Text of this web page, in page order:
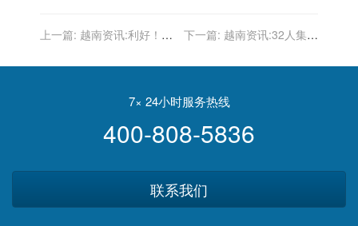
上一篇: 越南资讯:利好！曝
国足斥资百万邀请叙利亚热
下一篇: 越南资讯:32人集训
出备战中国
7× 24小时服务热线
400-808-5836
联系我们